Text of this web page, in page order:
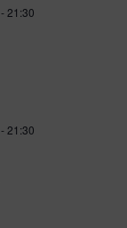
- 21:30
- 21:30